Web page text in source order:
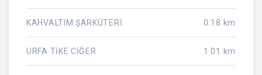
KAHVALTIM ŞARKÜTERİ 0.18 km
URFA TİKE CİĞER 1.01 km